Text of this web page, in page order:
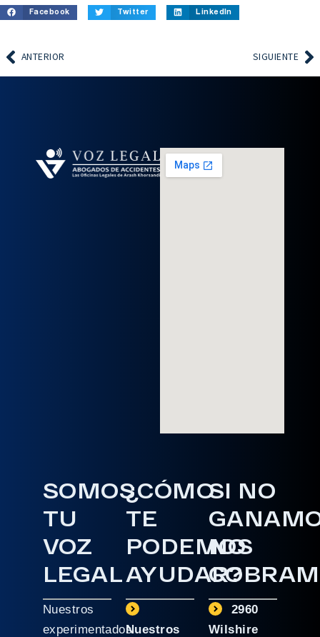
Facebook Twitter LinkedIn
ANTERIOR SIGUIENTE
SOMOS
TU
VOZ
LEGAL
Nuestros
experimentados
¿CÓMO
TE
PODEMOS
AYUDAR?
Nuestros
SI NO
NO
2960
Wilshire